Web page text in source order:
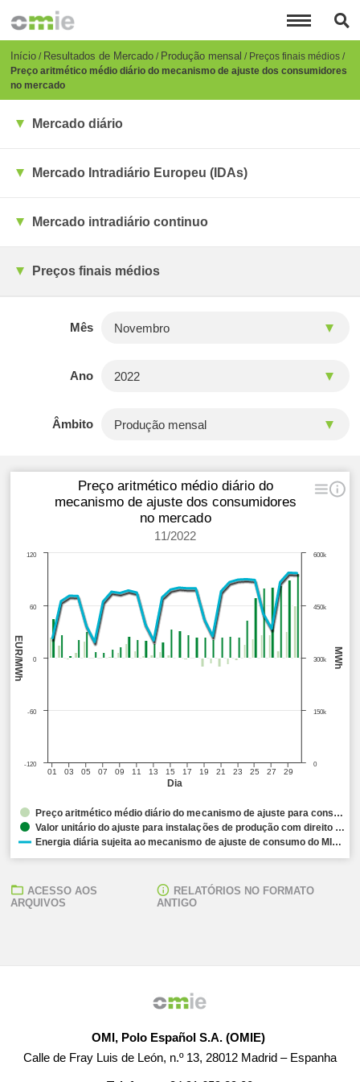
para
conteúdo
principal
Breadcrumb
Início Resultados de Mercado Produção mensal
Preços finais médios
Preço aritmético médio diário do mecanismo de ajuste dos consumidores
no mercado
Mercado diário
Mercado Intradiário Europeu (IDAs)
Mercado intradiário continuo
Preços finais médios
Mês
Ano
Âmbito
Dia
MWh
EUR/MWh
Preço aritmético médio diário do
mecanismo de ajuste dos consumidores
no mercado
11/2022
01 07 13 19 25
03 05 09 11 15 17 21 23 27 29
0
150k
300k
450k
600k
-120
-60
0
60
120
Preço aritmético médio diário do mecanismo de ajuste para cons…
Valor unitário do ajuste para instalações de produção com direito …
Energia diária sujeita ao mecanismo de ajuste de consumo do MI…
ACESSO AOS
ARQUIVOS
RELATÓRIOS NO FORMATO
ANTIGO
OMI, Polo Español S.A. (OMIE)
Calle de Fray Luis de León, n.º 13, 28012 Madrid – Espanha